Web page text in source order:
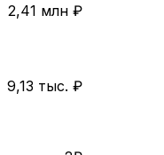
2,41 млн ₽
9,13 тыс. ₽